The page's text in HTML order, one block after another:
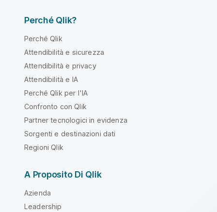
Perché Qlik?
Perché Qlik
Attendibilità e sicurezza
Attendibilità e privacy
Attendibilità e IA
Perché Qlik per l'IA
Confronto con Qlik
Partner tecnologici in evidenza
Sorgenti e destinazioni dati
Regioni Qlik
A Proposito Di Qlik
Azienda
Leadership